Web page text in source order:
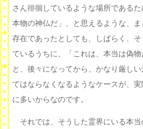
さん徘徊しているような場所である
本物の神仏だ」、と思えるような、
存在であったとしても、しばらく、
ているうちに、「これは、本当は偽
と、後々になってから、かなり厳し
てはならなくなるようなケースが、
に多いからなのです。
それでは、そうした霊界にいる本